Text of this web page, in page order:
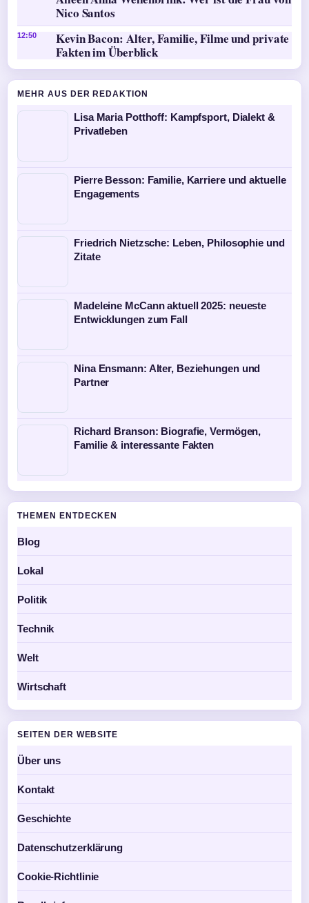
Nico Santos
12:50
Kevin Bacon: Alter, Familie, Filme und private
Fakten im Überblick
MEHR AUS DER REDAKTION
Lisa Maria Potthoff: Kampfsport, Dialekt &
Privatleben
Pierre Besson: Familie, Karriere und aktuelle
Engagements
Friedrich Nietzsche: Leben, Philosophie und
Zitate
Madeleine McCann aktuell 2025: neueste
Entwicklungen zum Fall
Nina Ensmann: Alter, Beziehungen und
Partner
Richard Branson: Biografie, Vermögen,
Familie & interessante Fakten
THEMEN ENTDECKEN
Blog
Lokal
Politik
Technik
Welt
Wirtschaft
SEITEN DER WEBSITE
Über uns
Kontakt
Geschichte
Datenschutzerklärung
Cookie-Richtlinie